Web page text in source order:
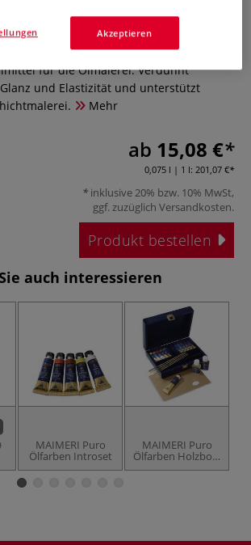
0 Bewertungen
für die Ölmalerei. Verdünnt
und Elastizität und unterstützt
Mehr
ab 15,08 €
0,075 l | 1 l: 201,07 €
inklusive 20% bzw. 10% MwSt,
ggf. zuzüglich Versandkosten.
Produkt bestellen
auch interessieren
MAIMERI Puro
Ölfarben Introset
MAIMERI Puro
Ölfarben Holzbox,
17-teilig
Akzeptieren